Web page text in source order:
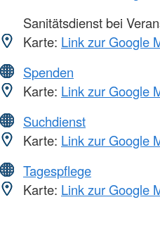
Sanitätsdienst bei
Karte: Link zur Google
Spenden
Karte: Link zur Google
Suchdienst
Karte: Link zur Google
Tagespflege
Karte: Link zur Google